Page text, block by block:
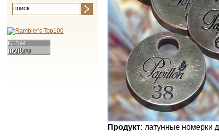
Продукт: латунные номерки